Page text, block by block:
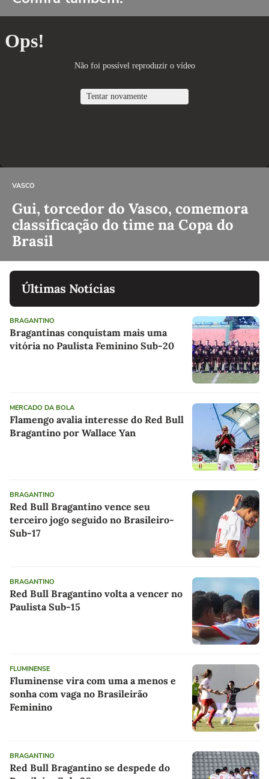
VASCO
Gui, torcedor do Vasco, comemora
classificação do time na Copa do
Brasil
Últimas Notícias
BRAGANTINO
Bragantinas conquistam mais uma
vitória no Paulista Feminino Sub-20
MERCADO DA BOLA
Flamengo avalia interesse do Red Bull
Bragantino por Wallace Yan
BRAGANTINO
Red Bull Bragantino vence seu
terceiro jogo seguido no Brasileiro-
Sub-17
BRAGANTINO
Red Bull Bragantino volta a vencer no
Paulista Sub-15
FLUMINENSE
Fluminense vira com uma a menos e
sonha com vaga no Brasileirão
Feminino
BRAGANTINO
Red Bull Bragantino se despede do